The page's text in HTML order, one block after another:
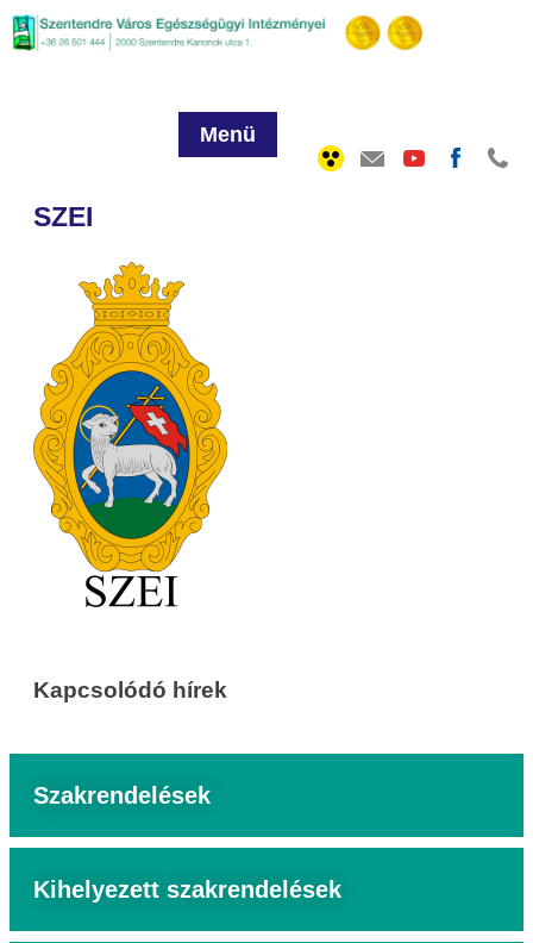
Menü
SZEI
Kapcsolódó hírek
Szakrendelések
Kihelyezett szakrendelések